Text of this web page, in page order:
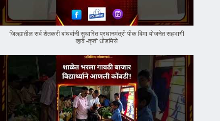
जिल्ह्यातील सर्व शेतकरी बांधवांनी सुधारित प्रधानमंत्री पीक विमा योजनेत सहभागी
व्हावे -तृप्ती धोडमिसे